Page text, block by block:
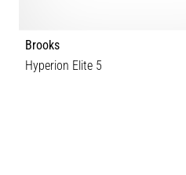
Brooks
Hyperion Elite 5